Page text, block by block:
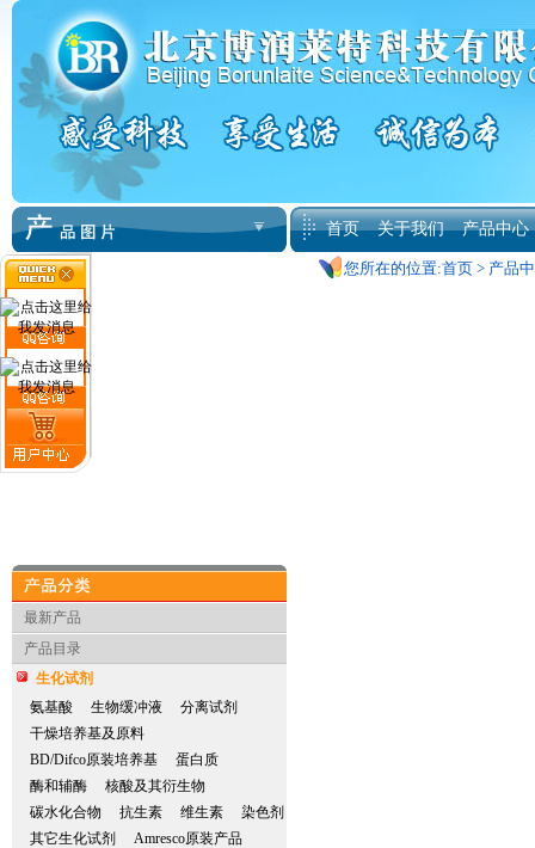
首页 关于我们 产品中心
产品分类
最新产品
产品目录
生化试剂
氨基酸
生物缓冲液
分离试剂
干燥培养基及原料
BD/Difco原装培养基
蛋白质
酶和辅酶
核酸及其衍生物
碳水化合物
抗生素 维生素
染色剂
其它生化试剂
Amresco原装产品
您所在的位置:首页 > 产品